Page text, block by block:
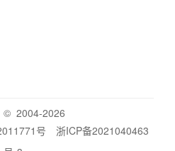
© 2004-2026
号
浙ICP备2021040463